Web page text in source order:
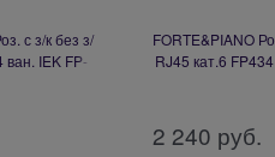
с з/к без з/
IEK FP-
FORTE&PIANO
RJ45 кат.6 FP434
2 240 руб.